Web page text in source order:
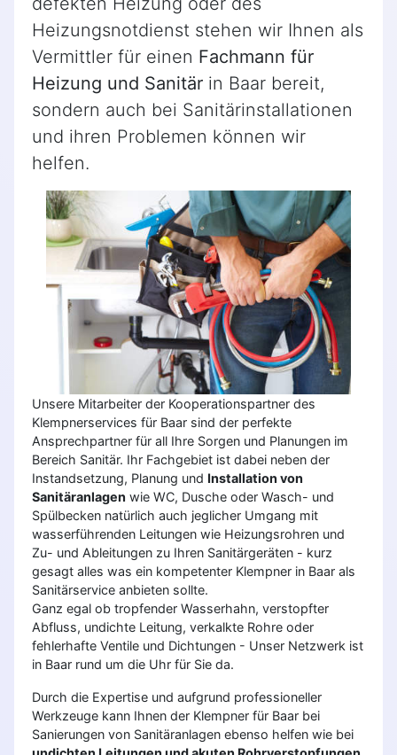
Heizungsnotdienst stehen wir Ihnen als
Vermittler für einen Fachmann für
Heizung und Sanitär in Baar bereit,
sondern auch bei Sanitärinstallationen
und ihren Problemen können wir
helfen.
Unsere Mitarbeiter der Kooperationspartner des
Klempnerservices für Baar sind der perfekte
Ansprechpartner für all Ihre Sorgen und Planungen im
Bereich Sanitär. Ihr Fachgebiet ist dabei neben der
Instandsetzung, Planung und Installation von
Sanitäranlagen wie WC, Dusche oder Wasch- und
Spülbecken natürlich auch jeglicher Umgang mit
wasserführenden Leitungen wie Heizungsrohren und
Zu- und Ableitungen zu Ihren Sanitärgeräten - kurz
gesagt alles was ein kompetenter Klempner in Baar als
Sanitärservice anbieten sollte.
Ganz egal ob tropfender Wasserhahn, verstopfter
Abfluss, undichte Leitung, verkalkte Rohre oder
fehlerhafte Ventile und Dichtungen - Unser Netzwerk ist
in Baar rund um die Uhr für Sie da.
Durch die Expertise und aufgrund professioneller
Werkzeuge kann Ihnen der Klempner für Baar bei
Sanierungen von Sanitäranlagen ebenso helfen wie bei